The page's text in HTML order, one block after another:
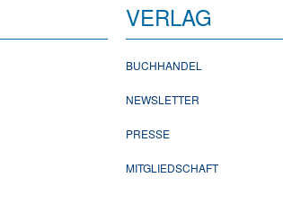
VERLAG
BUCHHANDEL
NEWSLETTER
PRESSE
MITGLIEDSCHAFT